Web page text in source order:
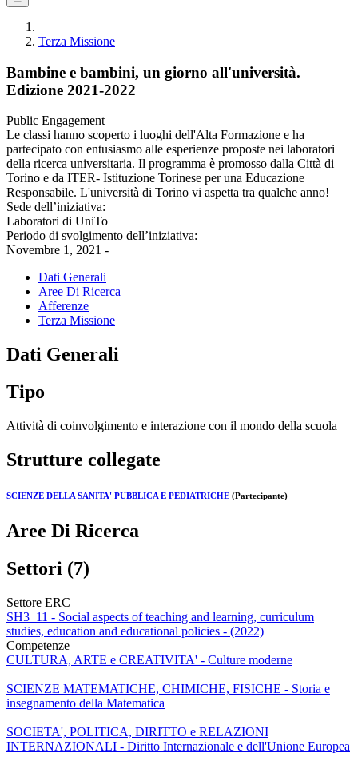
Terza Missione
Bambine e bambini, un giorno all'università.
Edizione 2021-2022
Public Engagement
Le classi hanno scoperto i luoghi dell'Alta Formazione e ha
partecipato con entusiasmo alle esperienze proposte nei laboratori
della ricerca universitaria. Il programma è promosso dalla Città di
Torino e da ITER- Istituzione Torinese per una Educazione
Responsabile. L'università di Torino vi aspetta tra qualche anno!
Sede dell’iniziativa:
Laboratori di UniTo
Periodo di svolgimento dell’iniziativa:
Novembre 1, 2021 -
Dati Generali
Aree Di Ricerca
Afferenze
Terza Missione
Dati Generali
Tipo
Attività di coinvolgimento e interazione con il mondo della scuola
Strutture collegate
SCIENZE DELLA SANITA' PUBBLICA E PEDIATRICHE (Partecipante)
Aree Di Ricerca
Settori (7)
Settore ERC
SH3_11 - Social aspects of teaching and learning, curriculum
studies, education and educational policies - (2022)
Competenze
CULTURA, ARTE e CREATIVITA' - Culture moderne
SCIENZE MATEMATICHE, CHIMICHE, FISICHE - Storia e
insegnamento della Matematica
SOCIETA', POLITICA, DIRITTO e RELAZIONI
INTERNAZIONALI - Diritto Internazionale e dell'Unione Europea